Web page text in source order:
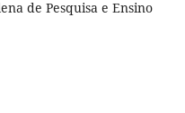
de Pesquisa e Ensino